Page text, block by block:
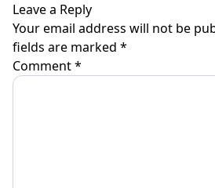
Leave a Reply
Your email address will not be
fields are marked *
Comment*